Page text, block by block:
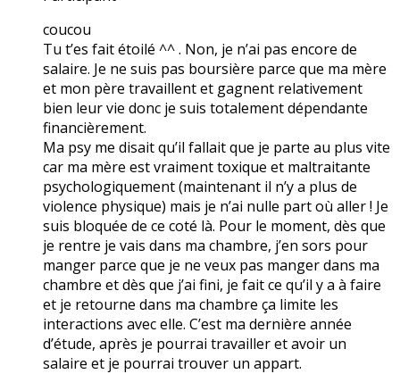
coucou
Tu t’es fait étoilé ^^ . Non, je n’ai pas encore de
salaire. Je ne suis pas boursière parce que ma mère
et mon père travaillent et gagnent relativement
bien leur vie donc je suis totalement dépendante
financièrement.
Ma psy me disait qu’il fallait que je parte au plus vite
car ma mère est vraiment toxique et maltraitante
psychologiquement (maintenant il n’y a plus de
violence physique) mais je n’ai nulle part où aller ! Je
suis bloquée de ce coté là. Pour le moment, dès que
je rentre je vais dans ma chambre, j’en sors pour
manger parce que je ne veux pas manger dans ma
chambre et dès que j’ai fini, je fait ce qu’il y a à faire
et je retourne dans ma chambre ça limite les
interactions avec elle. C’est ma dernière année
d’étude, après je pourrai travailler et avoir un
salaire et je pourrai trouver un appart.